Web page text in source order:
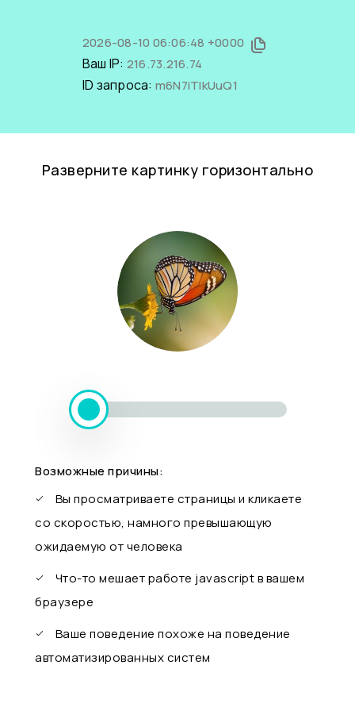
2026-08-10 06:06:48 +0000
Ваш IP: 216.73.216.74
ID запроса: m6N7iTlkUuQ1
Разверните картинку горизонтально
Возможные причины:
Вы просматриваете страницы и кликаете
со скоростью, намного превышающую
ожидаемую от человека
Что-то мешает работе javascript в вашем
браузере
Ваше поведение похоже на поведение
автоматизированных систем